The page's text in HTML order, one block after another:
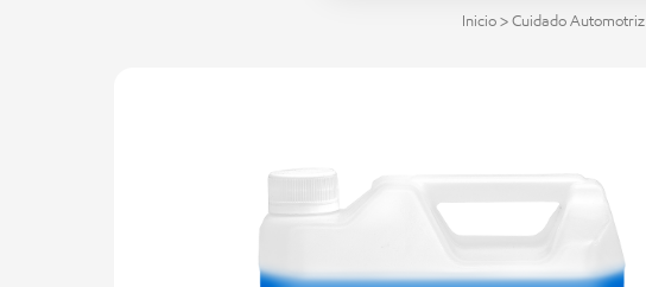
Inicio > Cuidado Automotriz